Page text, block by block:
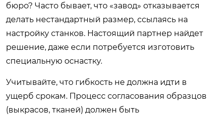
бюро? Часто бывает, что «завод» отказывается
делать нестандартный размер, ссылаясь на
настройку станков. Настоящий партнер найдет
решение, даже если потребуется изготовить
специальную оснастку.
Учитывайте, что гибкость не должна идти в
ущерб срокам. Процесс согласования образцов
(выкрасов, тканей) должен быть